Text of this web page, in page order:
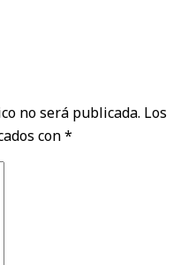
no será publicada. Los
con*